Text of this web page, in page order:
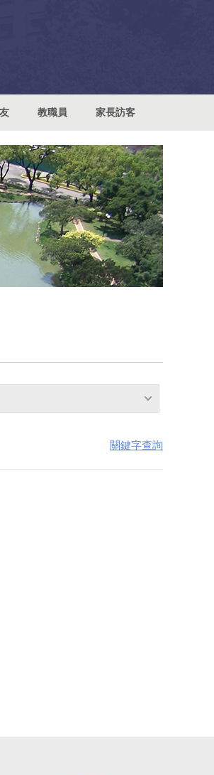
教職員 家長訪客
關鍵字查詢